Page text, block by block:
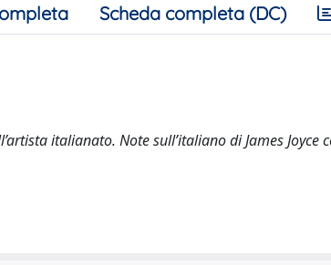
Scheda completa (DC)
italianato. Note sull’italiano di James Joyce